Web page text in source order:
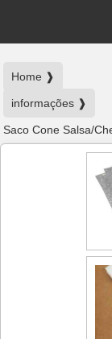
Home ❱
informações ❱
Saco Cone Salsa/